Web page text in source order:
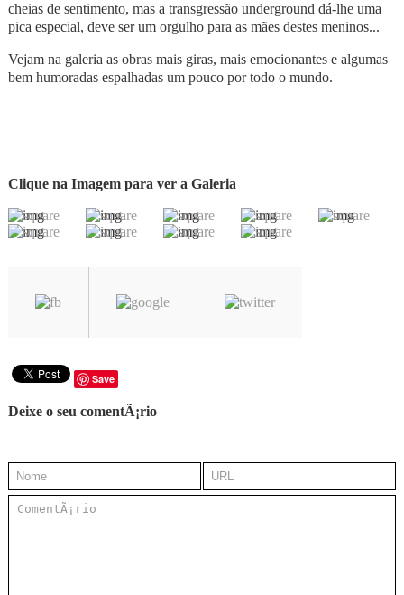
cheias de sentimento, mas a transgressão underground dá-lhe uma
pica especial, deve ser um orgulho para as mães destes meninos...
Vejam na galeria as obras mais giras, mais emocionantes e algumas
bem humoradas espalhadas um pouco por todo o mundo.
Clique na Imagem para ver a Galeria
Save
Deixe o seu comentÃ¡rio